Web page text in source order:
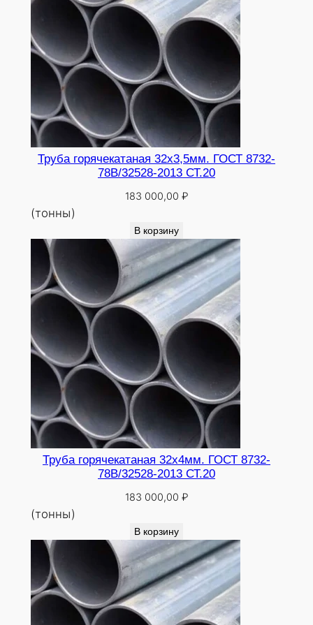
Труба горячекатаная 32х3,5мм. ГОСТ 8732-
78В/32528-2013 СТ.20
183 000,00 ₽
(тонны)
В корзину
Труба горячекатаная 32х4мм. ГОСТ 8732-
78В/32528-2013 СТ.20
183 000,00 ₽
(тонны)
В корзину